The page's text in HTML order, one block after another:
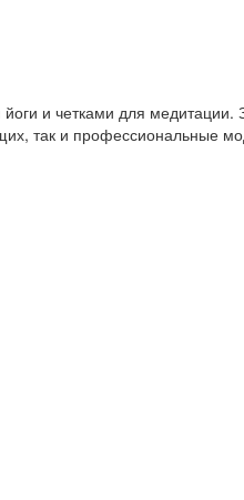
и четками для медитации.
так и профессиональные